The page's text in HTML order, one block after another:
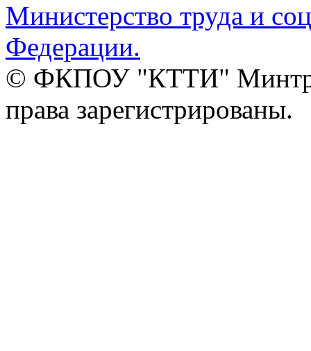
Министерство труда и
Федерации.
© ФКПОУ "КТТИ"
права зарегистрированы.